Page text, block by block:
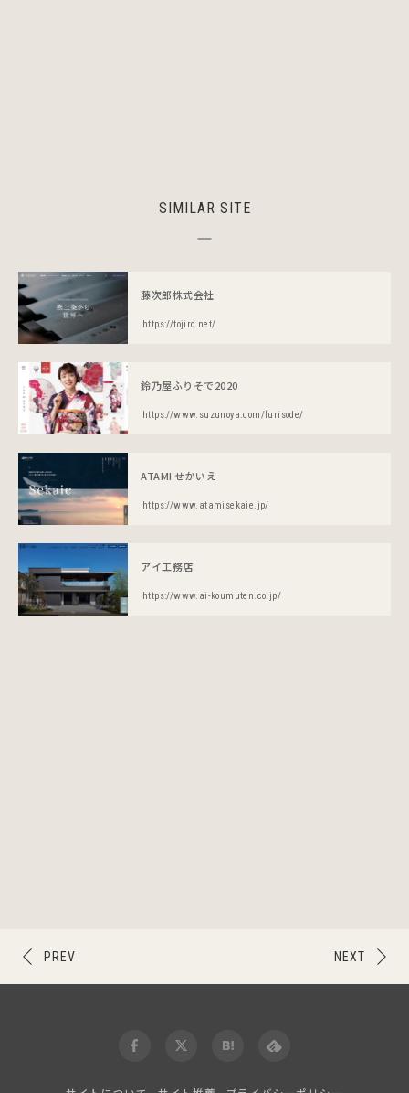
SIMILAR SITE
藤次郎株式会社
https://tojiro.net/
鈴乃屋ふりそで2020
https://www.suzunoya.com/furisode/
ATAMI せかいえ
https://www.atamisekaie.jp/
アイ工務店
https://www.ai-koumuten.co.jp/
NEXT
PREV